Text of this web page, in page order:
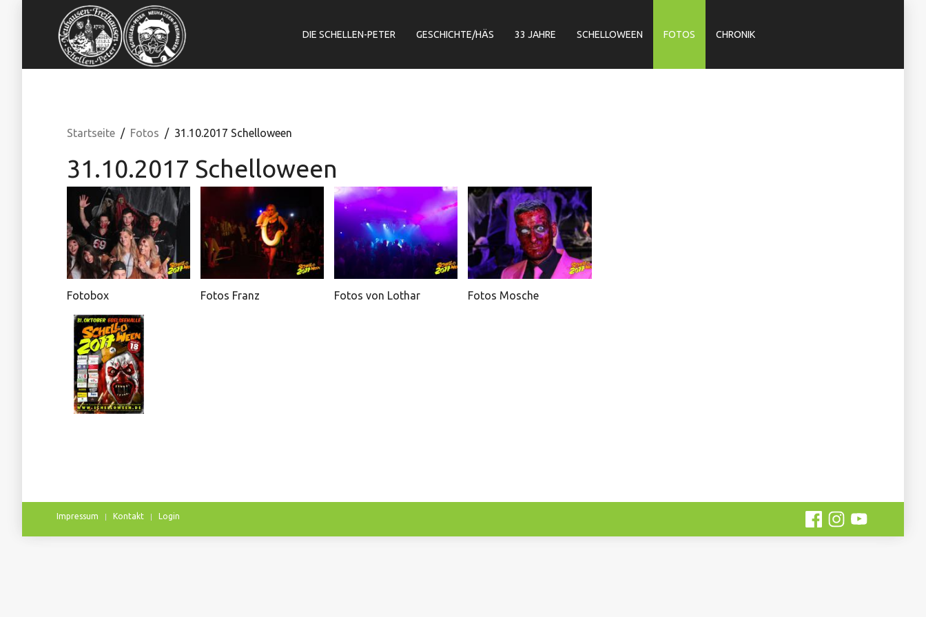
DIE SCHELLEN-PETER GESCHICHTE/HÄS 33 JAHRE SCHELLOWEEN FOTOS CHRONIK
Startseite Fotos 31.10.2017 Schelloween
31.10.2017 Schelloween
Fotobox Fotos Franz Fotos von Lothar Fotos Mosche
Impressum Kontakt Login